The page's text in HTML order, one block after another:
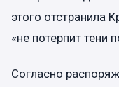
этого отстранила
«не потерпит тени
Согласно